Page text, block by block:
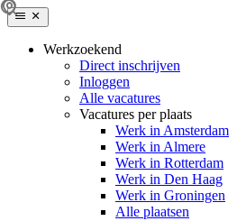
Werkzoekend
Direct inschrijven
Inloggen
Alle vacatures
Vacatures per plaats
Werk in Amsterdam
Werk in Almere
Werk in Rotterdam
Werk in Den Haag
Werk in Groningen
Alle plaatsen